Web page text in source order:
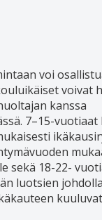
voi
voivat
kanssa
7–15-
sekä 18-22-
luotsien